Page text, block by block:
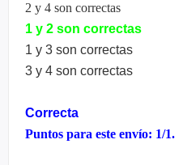
2 y 4 son correctas
1 y 2 son correctas
1 y 3 son correctas
3 y 4 son correctas
Correcta
Puntos para este envío: 1/1.